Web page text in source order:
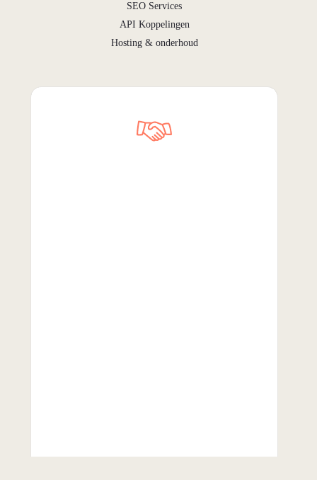
SEO Services
API Koppelingen
Hosting & onderhoud